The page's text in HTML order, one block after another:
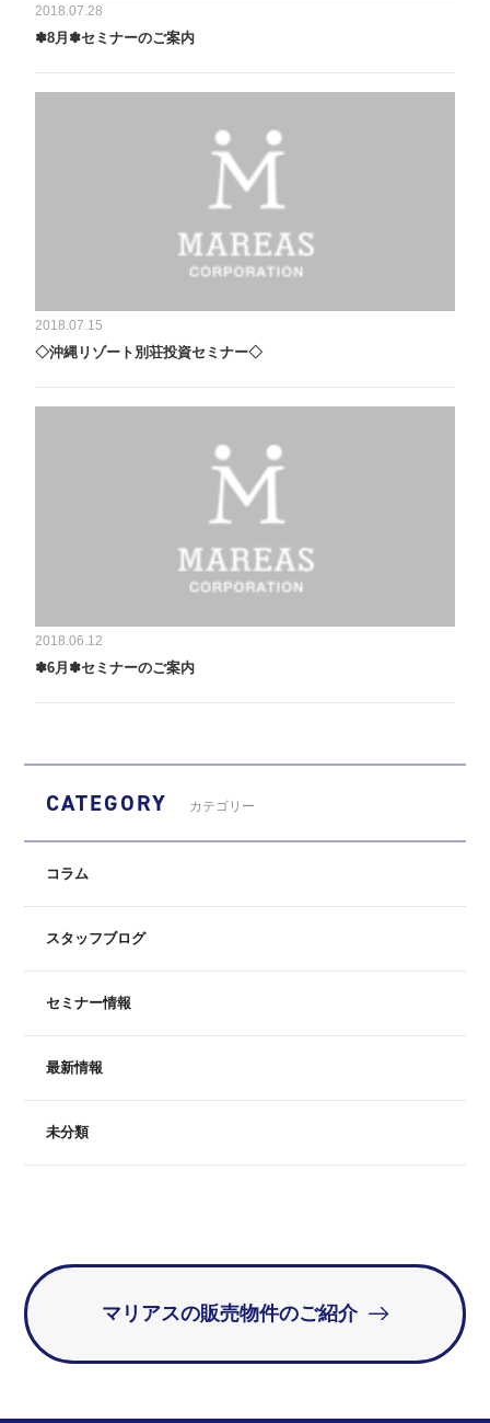
2018.07.28
✽8月✽セミナーのご案内
2018.07.15
◇沖縄リゾート別荘投資セミナー◇
2018.06.12
✽6月✽セミナーのご案内
CATEGORY カテゴリー
コラム
スタッフブログ
セミナー情報
最新情報
未分類
マリアスの販売物件のご紹介